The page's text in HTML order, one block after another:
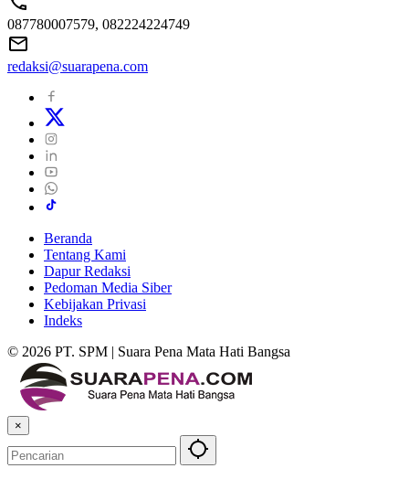
087780007579, 082224224749
redaksi@suarapena.com
Beranda
Tentang Kami
Dapur Redaksi
Pedoman Media Siber
Kebijakan Privasi
Indeks
© 2026 PT. SPM | Suara Pena Mata Hati Bangsa
×